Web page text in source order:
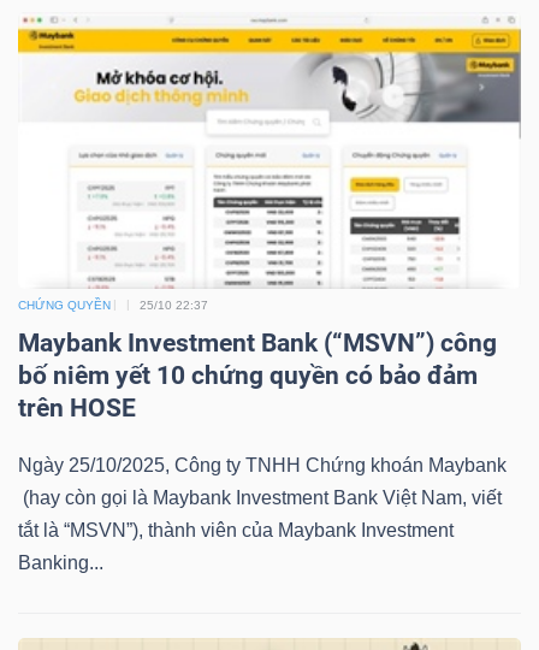
CHỨNG QUYỀN 25/10 22:37
Maybank Investment Bank (“MSVN”) công
bố niêm yết 10 chứng quyền có bảo đảm
trên HOSE
Ngày 25/10/2025, Công ty TNHH Chứng khoán Maybank
(hay còn gọi là Maybank Investment Bank Việt Nam, viết
tắt là “MSVN”), thành viên của Maybank Investment
Banking...
VẬT
CÔNG
NGHIỆP
TIÊU
DÙNG